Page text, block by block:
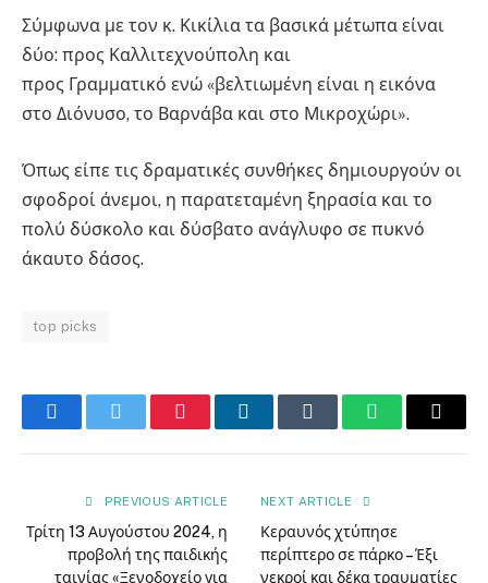
Σύμφωνα με τον κ. Κικίλια τα βασικά μέτωπα είναι
δύο: προς Καλλιτεχνούπολη και
προς Γραμματικό ενώ «βελτιωμένη είναι η εικόνα
στο Διόνυσο, το Βαρνάβα και στο Μικροχώρι».
Όπως είπε τις δραματικές συνθήκες δημιουργούν οι
σφοδροί άνεμοι, η παρατεταμένη ξηρασία και το
πολύ δύσκολο και δύσβατο ανάγλυφο σε πυκνό
άκαυτο δάσος.
top picks
FacebookTwitter PinterestLinkedInTumblr WhatsAppEmail
PREVIOUS ARTICLE
Τρίτη 13 Αυγούστου 2024, η
προβολή της παιδικής
ταινίας «Ξενοδοχείο για
NEXT ARTICLE
Κεραυνός χτύπησε
περίπτερο σε πάρκο – Έξι
νεκροί και δέκα τραυματίες